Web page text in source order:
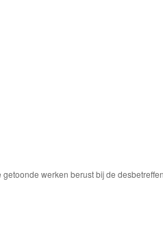
getoonde werken berust bij de